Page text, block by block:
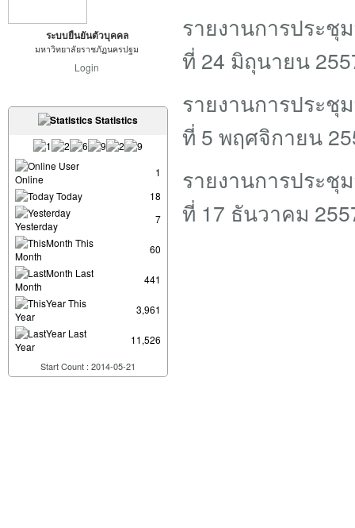
ระบบยืนยันตัวบุคคล
มหาวิทยาลัยราชภัฏนครปฐม
Login
Statistics
User
Online
1
Today
18
Yesterday
7
This
Month
60
Last
Month
441
This
Year
3,961
Last
Year
11,526
Start Count : 2014-05-21
รายงานการประชุ
ที่ 24 มิถุนายน
รายงานการประชุ
ที่ 5 พฤศจิกายน
รายงานการประชุ
ที่ 17 ธันวาคม